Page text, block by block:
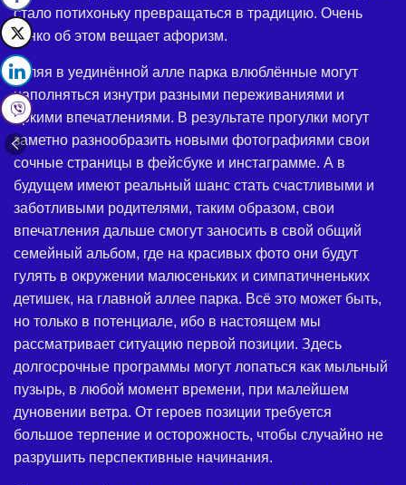
стало потихоньку превращаться в традицию. Очень
тонко об этом вещает афоризм.
Гуляя в уединённой алле парка влюблённые могут
наполняться изнутри разными переживаниями и
яркими впечатлениями. В результате прогулки могут
заметно разнообразить новыми фотографиями свои
сочные страницы в фейсбуке и инстаграмме. А в
будущем имеют реальный шанс стать счастливыми и
заботливыми родителями, таким образом, свои
впечатления дальше смогут заносить в свой общий
семейный альбом, где на красивых фото они будут
гулять в окружении малюсеньких и симпатичненьких
детишек, на главной аллее парка. Всё это может быть,
но только в потенциале, ибо в настоящем мы
рассматривает ситуацию первой позиции. Здесь
долгосрочные программы могут лопаться как мыльный
пузырь, в любой момент времени, при малейшем
дуновении ветра. От героев позиции требуется
большое терпение и осторожность, чтобы случайно не
разрушить перспективные начинания.